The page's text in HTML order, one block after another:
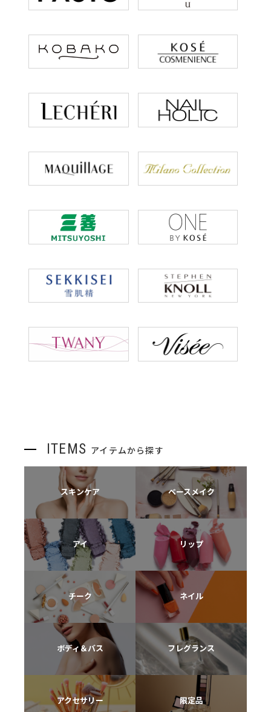
ITEMS アイテムから探す
スキンケア ベースメイク
アイ リップ
チーク ネイル
ボディ＆バス フレグランス
アクセサリー 限定品